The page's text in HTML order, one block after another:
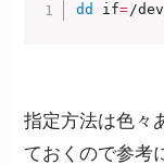
dd if=/
指定方法は色々
ておくので参考